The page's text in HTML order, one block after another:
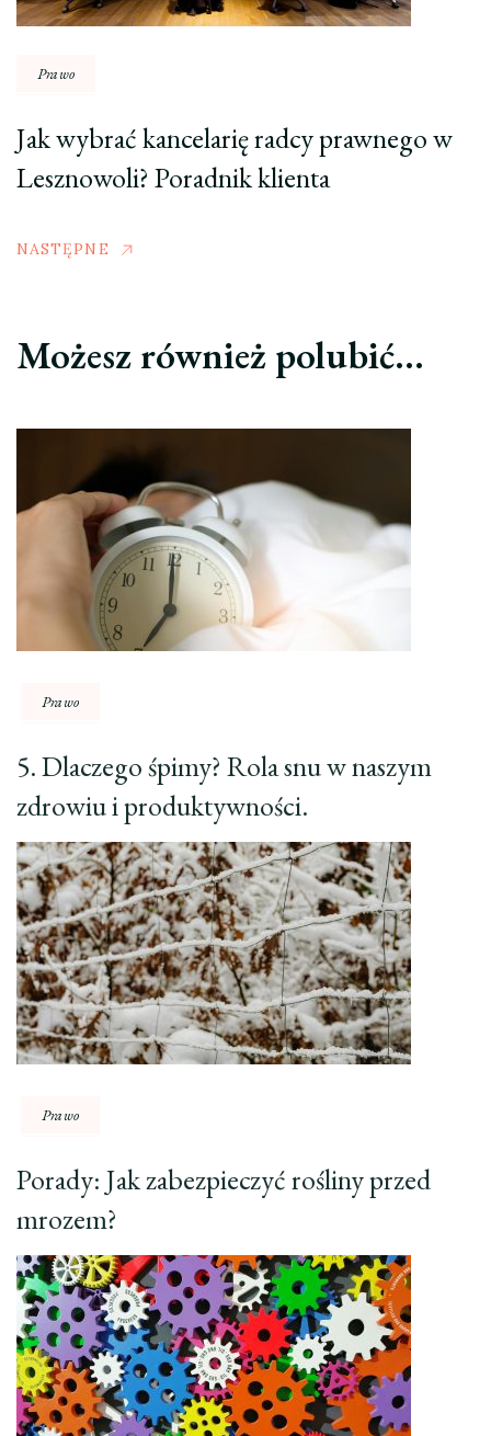
Prawo
Jak wybrać kancelarię radcy prawnego w
Lesznowoli? Poradnik klienta
NASTĘPNE
Możesz również polubić…
Prawo
5. Dlaczego śpimy? Rola snu w naszym
zdrowiu i produktywności.
Prawo
Porady: Jak zabezpieczyć rośliny przed
mrozem?